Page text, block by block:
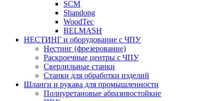
SCM
Shandong
WoodTec
BELMASH
НЕСТИНГ и оборудование с ЧПУ
Нестинг (фрезерование)
Раскроечные центры с ЧПУ
Сверлильные станки
Станки для обработки изделий
Шланги и рукава для промышленности
Полиуретановые абразивостойкие